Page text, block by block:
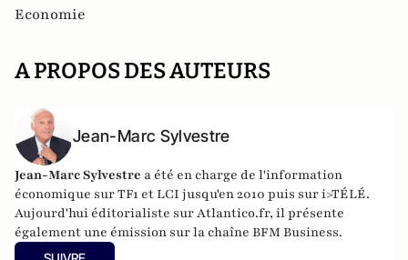
Economie
A PROPOS DES AUTEURS
Jean-Marc Sylvestre
Jean-Marc Sylvestre a été en charge de l'information
économique sur TF1 et LCI jusqu'en 2010 puis sur i>TÉLÉ.
Aujourd'hui éditorialiste sur Atlantico.fr, il présente
également une émission sur la chaîne BFM Business.